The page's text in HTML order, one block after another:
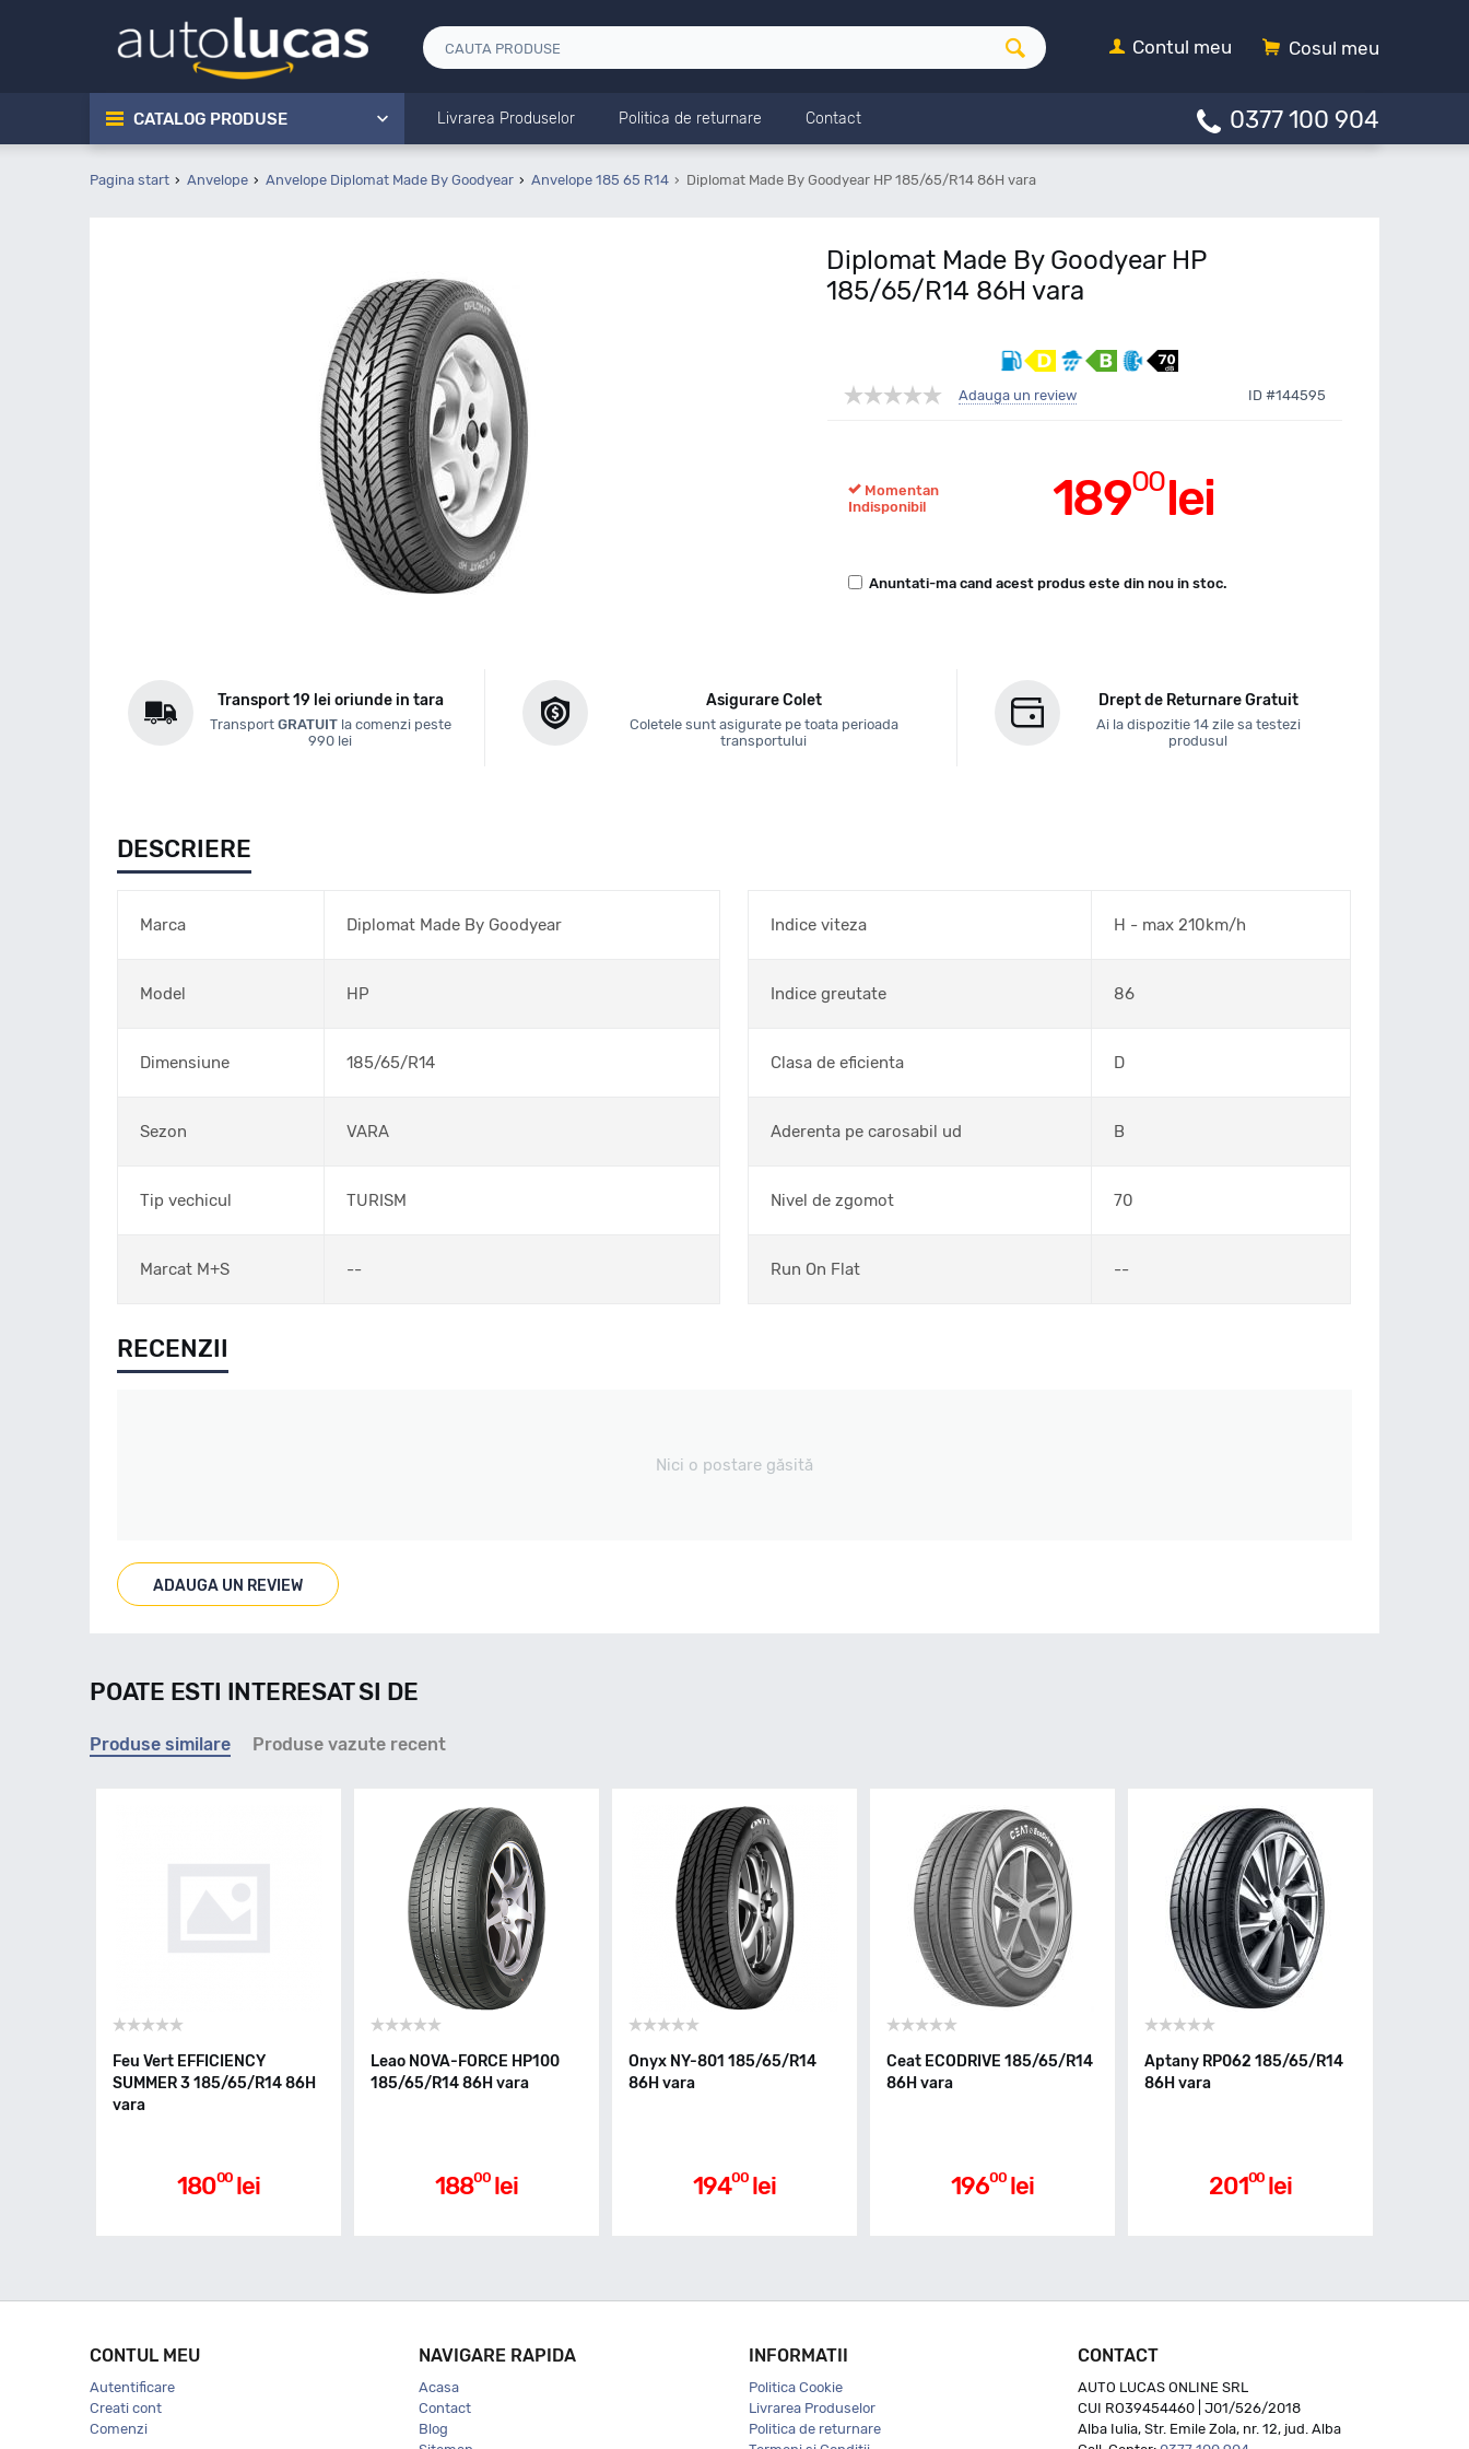
Cosul meu
Contul meu
CATALOG PRODUSE Livrarea Produselor Politica de returnare Contact 0377 100 904
Pagina start Anvelope Anvelope Diplomat Made By Goodyear Anvelope 185 65 R14 Diplomat Made By Goodyear HP 185/65/R14 86H vara
Diplomat Made By Goodyear HP
185/65/R14 86H vara
Adauga un review ID #144595
18900lei
Momentan
Indisponibil
Anuntati-ma cand acest produs este din nou in stoc.
Transport 19 lei oriunde in tara
Transport GRATUITla comenzi peste
990 lei
Asigurare Colet
Coletele sunt asigurate pe toata perioada
transportului
Drept de Returnare Gratuit
Ai la dispozitie 14 zile sa testezi
produsul
DESCRIERE
Marca Diplomat Made By Goodyear
Model HP
Dimensiune 185/65/R14
Sezon VARA
Tip vechicul TURISM
Marcat M+S --
Indice viteza H - max 210km/h
Indice greutate 86
Clasa de eficienta D
Aderenta pe carosabil ud B
Nivel de zgomot 70
Run On Flat --
RECENZII
Nici o postare găsită
ADAUGA UN REVIEW
POATE ESTI INTERESAT SI DE
Produse similare Produse vazute recent
Feu Vert EFFICIENCY
SUMMER 3 185/65/R14 86H
vara
18000 lei
Leao NOVA-FORCE HP100
185/65/R14 86H vara
18800 lei
Onyx NY-801 185/65/R14
86H vara
19400 lei
Ceat ECODRIVE 185/65/R14
86H vara
19600 lei
Aptany RP062 185/65/R14
86H vara
20100 lei
CONTUL MEU
Autentificare
Creati cont
Comenzi
NAVIGARE RAPIDA
Acasa
Contact
Blog
INFORMATII
Politica Cookie
Livrarea Produselor
Politica de returnare
CONTACT
AUTO LUCAS ONLINE SRL
CUI RO39454460 | J01/526/2018
Alba Iulia, Str. Emile Zola, nr. 12, jud. Alba